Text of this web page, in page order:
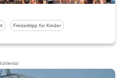
Freizeittipp für Kinder